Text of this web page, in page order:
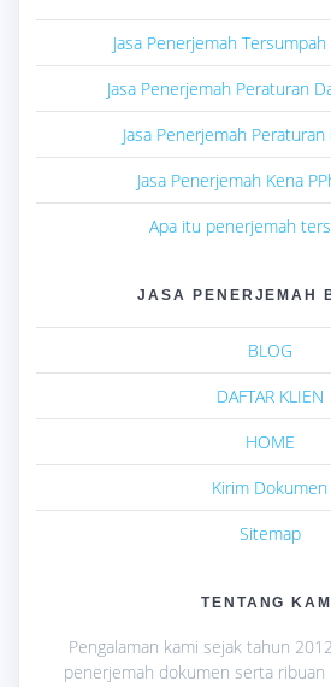
Jasa Penerjemah
Jasa Penerjemah Peraturan
Jasa Penerjemah
Jasa Penerjemah Kena
Apa itu penerjemah
JASA PENERJEMAH
BLOG
DAFTAR KLIEN
HOME
Kirim Dokumen
Sitemap
TENTANG KAMI
Pengalaman kami sejak tahun
penerjemah dokumen serta ribuan